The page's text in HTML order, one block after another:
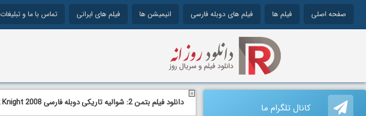
صفحه اصلی فیلم ها فیلم های دوبله فارسی انیمیشن ها فیلم های ایرانی تماس با ما و تبلیغات
دانلود فیلم بتمن 2: شوالیه تاریکی دوبله فارسی The Dark Knight 2008 کانال تلگرام ما